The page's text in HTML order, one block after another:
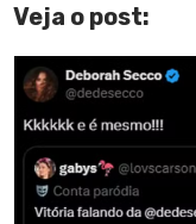
Veja o post: